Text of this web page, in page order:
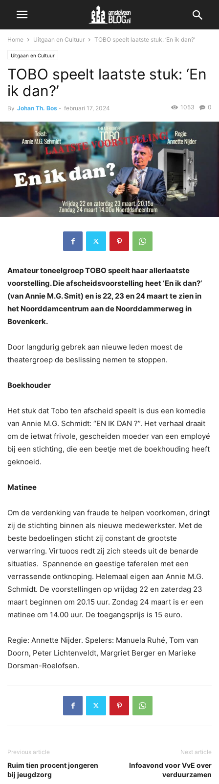
Home Uitgaan en Cultuur TOBO speelt laatste stuk: ‘En ik dan?’
Uitgaan en Cultuur
TOBO speelt laatste stuk: ‘En
ik dan?’
By Johan Th. Bos - februari 17, 2024 0
1053
Amateur toneelgroep TOBO speelt haar allerlaatste
voorstelling. Die afscheidsvoorstelling heet ‘En ik dan?’
(van Annie M.G. Smit) en is 22, 23 en 24 maart te zien in
het Noorddamcentrum aan de Noorddammerweg in
Bovenkerk.
Door langdurig gebrek aan nieuwe leden moest de
theatergroep de beslissing nemen te stoppen.
Boekhouder
Het stuk dat Tobo ten afscheid speelt is dus een komedie
van Annie M.G. Schmidt: “EN IK DAN ?”. Het verhaal draait
om de ietwat frivole, gescheiden moeder van een employé
bij een stichting, die een beetje met de boekhouding heeft
geknoeid.
Matinee
Om de verdenking van fraude te helpen voorkomen, dringt
zij de stichting binnen als nieuwe medewerkster. Met de
beste bedoelingen sticht zij constant de grootste
verwarring. Virtuoos redt zij zich steeds uit de benarde
situaties. Spannende en geestige taferelen met een
verrassende ontknoping. Helemaal eigen aan Annie M.G.
Schmidt. De voorstellingen op vrijdag 22 en zaterdag 23
maart beginnen om 20.15 uur. Zondag 24 maart is er een
matinee om 14.00 uur. De toegangsprijs is 15 euro.
Regie: Annette Nijder. Spelers: Manuela Ruhé, Tom van
Doorn, Peter Lichtenveldt, Margriet Berger en Marieke
Dorsman-Roelofsen.
Previous article
Ruim tien procent jongeren
bij jeugdzorg
Next article
Infoavond voor VvE over
verduurzamen